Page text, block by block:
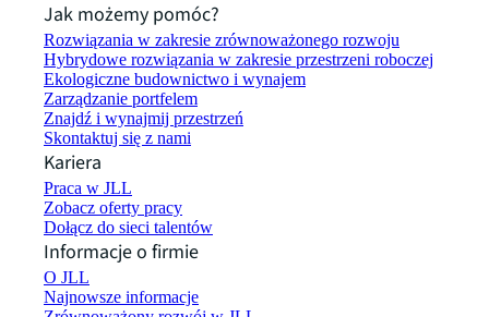
Jak możemy pomóc?
Rozwiązania w zakresie zrównoważonego rozwoju
Hybrydowe rozwiązania w zakresie przestrzeni roboczej
Ekologiczne budownictwo i wynajem
Zarządzanie portfelem
Znajdź i wynajmij przestrzeń
Skontaktuj się z nami
Kariera
Praca w JLL
Zobacz oferty pracy
Dołącz do sieci talentów
Informacje o firmie
O JLL
Najnowsze informacje